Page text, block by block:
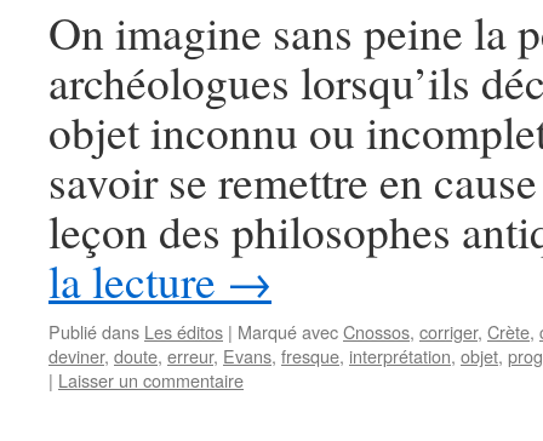
On imagine sans peine la
archéologues lorsqu’ils
objet inconnu ou
savoir se remettre en
leçon des philosophes
la lecture →
Publié dans Les éditos | Marqué avecCnossos, corriger, Crète,
deviner, doute, erreur, Evans, fresque, interprétation, objet,
| Laisser un commentaire